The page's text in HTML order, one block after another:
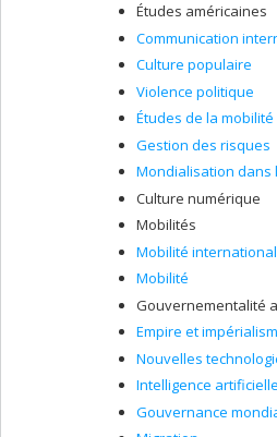
Études américaines
Communication
Culture populaire
Violence politique
Études de la mobilité
Gestion des risques
Mondialisation dans
Culture numérique
Mobilités
Mobilité
Mobilité
Gouvernementalité
Empire et
Nouvelles
Intelligence artificielle
Gouvernance